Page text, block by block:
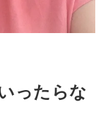
ったらな